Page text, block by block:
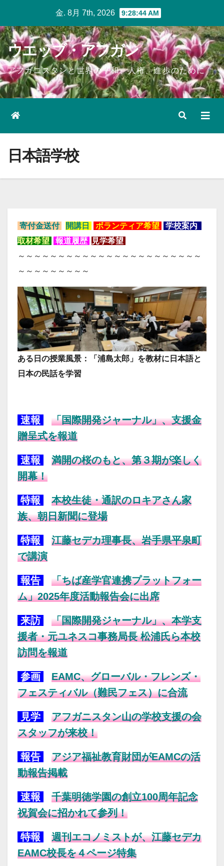
content
金. 8月 7th, 2026 9:28:46 AM
ウエッブ・アフガン
アフガニスタンと世界の平和、人権、進歩のために
日本語学校
寄付金送付 開講日 ボランティア希望
学校案内
取材希望 報道履歴
見学希望
～～～～～～～～～～～～～～～～～～～～～～～
～～～～～～～～～
ある日の授業風景：「浦島太郎」を教材に日本語と
日本の民話を学習
速報
「国際開発ジャーナル」、支援金
贈呈式を報道
速報
満開の桜のもと、第３期が楽しく
開幕！
特報
本校生徒・通訳のロキアさん家
族、朝日新聞に登場
特報
江藤セデカ理事長、岩手県平泉町
で講演
報告
「ちば産学官連携プラットフォー
ム」2025年度活動報告会に出席
来訪
「国際開発ジャーナル」、本学支
援者・元ユネスコ事務局長 松浦氏ら本校
訪問を報道
参画
EAMC、グローバル・フレンズ・
フェスティバル（難民フェス）に合流
見学
アフガニスタン山の学校支援の会
スタッフが来校！
報告
アジア福祉教育財団がEAMCの活
動報告掲載
速報
千葉明徳学園の創立100周年記念
祝賀会に招かれて参列！
特報
週刊エコノミストが、江藤セデカ
EAMC校長を４ページ特集